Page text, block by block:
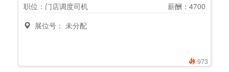
973
职位：门店调度司机
薪酬：4700
展位号： 未分配